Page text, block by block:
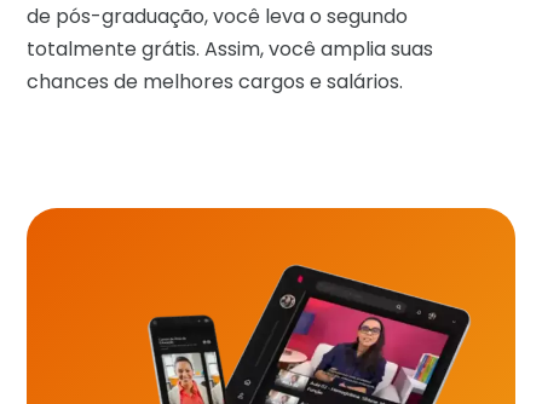
de pós-graduação, você leva o segundo
totalmente grátis. Assim, você amplia suas
chances de melhores cargos e salários.